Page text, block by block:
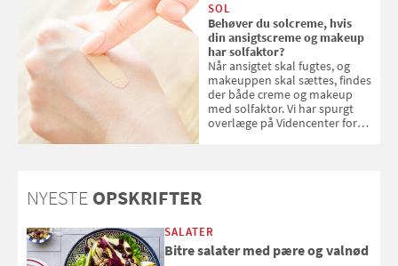
SOL
Behøver du solcreme, hvis
din ansigtscreme og makeup
har solfaktor?
Når ansigtet skal fugtes, og
makeuppen skal sættes, findes
der både creme og makeup
med solfaktor. Vi har spurgt
overlæge på Videncenter for
NYESTE OPSKRIFTER
SALATER
Bitre salater med pære og valnød